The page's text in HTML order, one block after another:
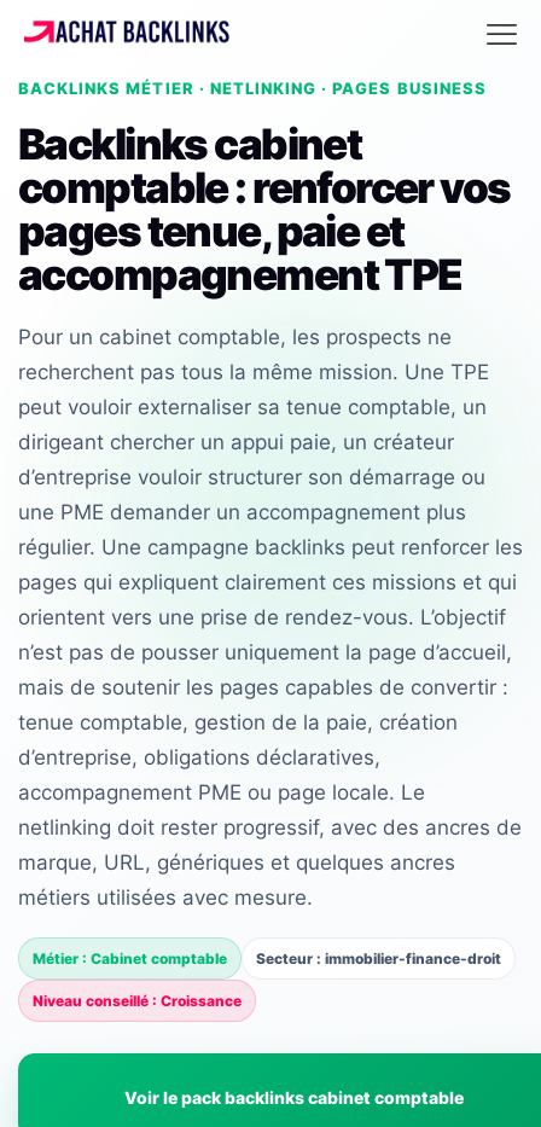
BACKLINKS MÉTIER · NETLINKING · PAGES BUSINESS
Backlinks cabinet
comptable : renforcer vos
pages tenue, paie et
accompagnement TPE
Pour un cabinet comptable, les prospects ne
recherchent pas tous la même mission. Une TPE
peut vouloir externaliser sa tenue comptable, un
dirigeant chercher un appui paie, un créateur
d’entreprise vouloir structurer son démarrage ou
une PME demander un accompagnement plus
régulier. Une campagne backlinks peut renforcer les
pages qui expliquent clairement ces missions et qui
orientent vers une prise de rendez-vous. L’objectif
n’est pas de pousser uniquement la page d’accueil,
mais de soutenir les pages capables de convertir :
tenue comptable, gestion de la paie, création
d’entreprise, obligations déclaratives,
accompagnement PME ou page locale. Le
netlinking doit rester progressif, avec des ancres de
marque, URL, génériques et quelques ancres
métiers utilisées avec mesure.
Métier : Cabinet comptable Secteur : immobilier-finance-droit
Niveau conseillé : Croissance
Voir le pack backlinks cabinet comptable